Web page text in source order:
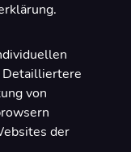
Detailliertere
von
der